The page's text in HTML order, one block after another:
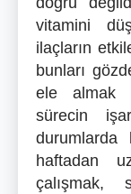
vitamini
ilaçların
bunları
ele almak
sürecin
durumlarda
haftadan
çalışmak,